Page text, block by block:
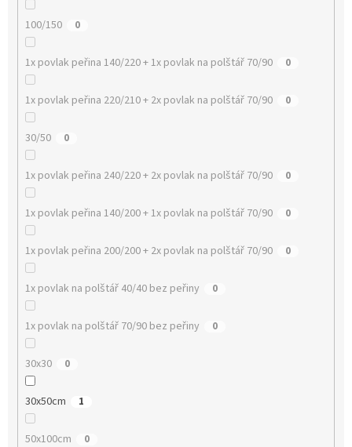
100/150 0
1x povlak peřina 140/220 + 1x povlak na polštář 70/90 0
1x povlak peřina 220/210 + 2x povlak na polštář 70/90 0
30/50 0
1x povlak peřina 240/220 + 2x povlak na polštář 70/90 0
1x povlak peřina 140/200 + 1x povlak na polštář 70/90 0
1x povlak peřina 200/200 + 2x povlak na polštář 70/90 0
1x povlak na polštář 40/40 bez peřiny 0
1x povlak na polštář 70/90 bez peřiny 0
30x30 0
30x50cm 1
50x100cm 0